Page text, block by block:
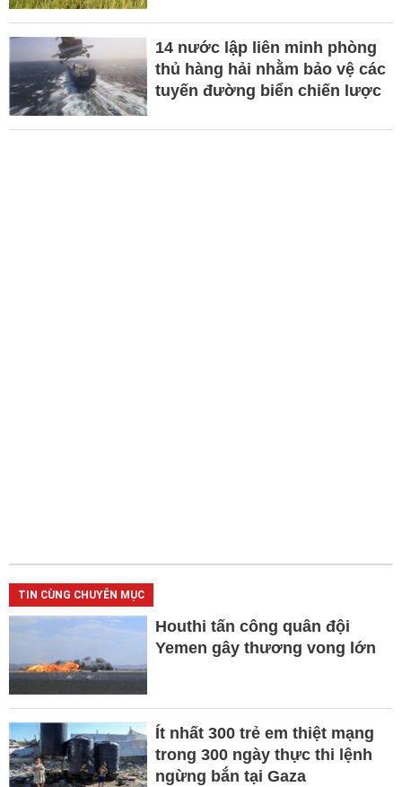
14 nước lập liên minh phòng
thủ hàng hải nhằm bảo vệ các
tuyến đường biển chiến lược
TIN CÙNG CHUYÊN MỤC
Houthi tấn công quân đội
Yemen gây thương vong lớn
Ít nhất 300 trẻ em thiệt mạng
trong 300 ngày thực thi lệnh
ngừng bắn tại Gaza